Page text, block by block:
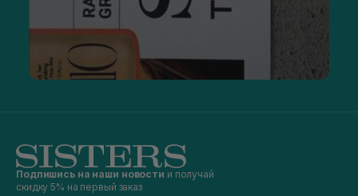
Подпишись на наши новости и получай
скидку 5% на первый заказ